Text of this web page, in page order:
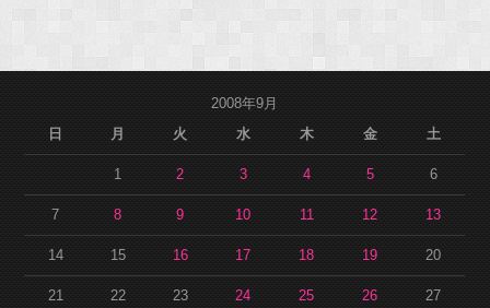
2008年9月
日
月 火 水 木 金 土
1 2 3 4 5 6
7 8 9 10 11 12 13
14 15 16 17 18 19 20
21 22 23 24 25 26 27